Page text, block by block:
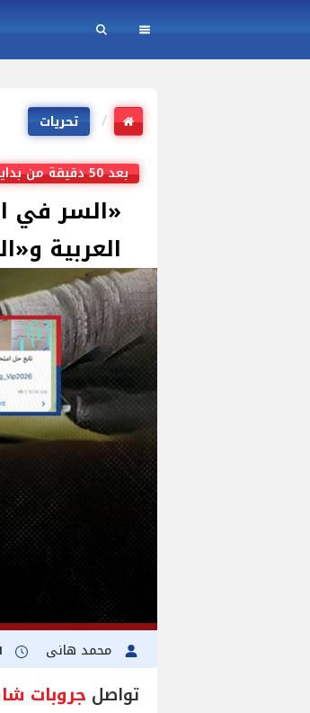
تحريات
بعد 50 دقيقة من بداية الامتحان
«السر في
العربية
محمد هانى
تواصل جروبات